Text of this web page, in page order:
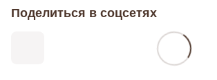
Поделиться в соцсетях